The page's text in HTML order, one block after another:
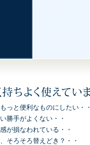
っと便利なものにしたい・・
勝手がよくない・・
が損なわれている・・
そろそろ替えどき？・・